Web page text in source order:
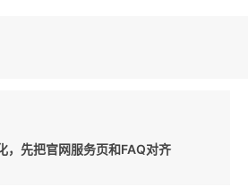
，先把官网服务页和FAQ对齐